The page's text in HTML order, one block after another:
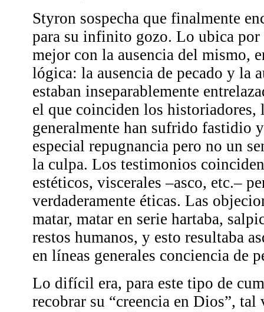
Styron sospecha que finalmente
para su infinito gozo. Lo ubica por
mejor con la ausencia del mismo,
lógica: la ausencia de pecado y la
estaban inseparablemente
el que coinciden los historiadores,
generalmente han sufrido fastidio
especial repugnancia pero no un
la culpa. Los testimonios
estéticos, viscerales –asco, etc.–
verdaderamente éticas. Las
matar, matar en serie hartaba,
restos humanos, y esto resultaba
en líneas generales conciencia de
Lo difícil era, para este tipo de
recobrar su “creencia en Dios”, tal